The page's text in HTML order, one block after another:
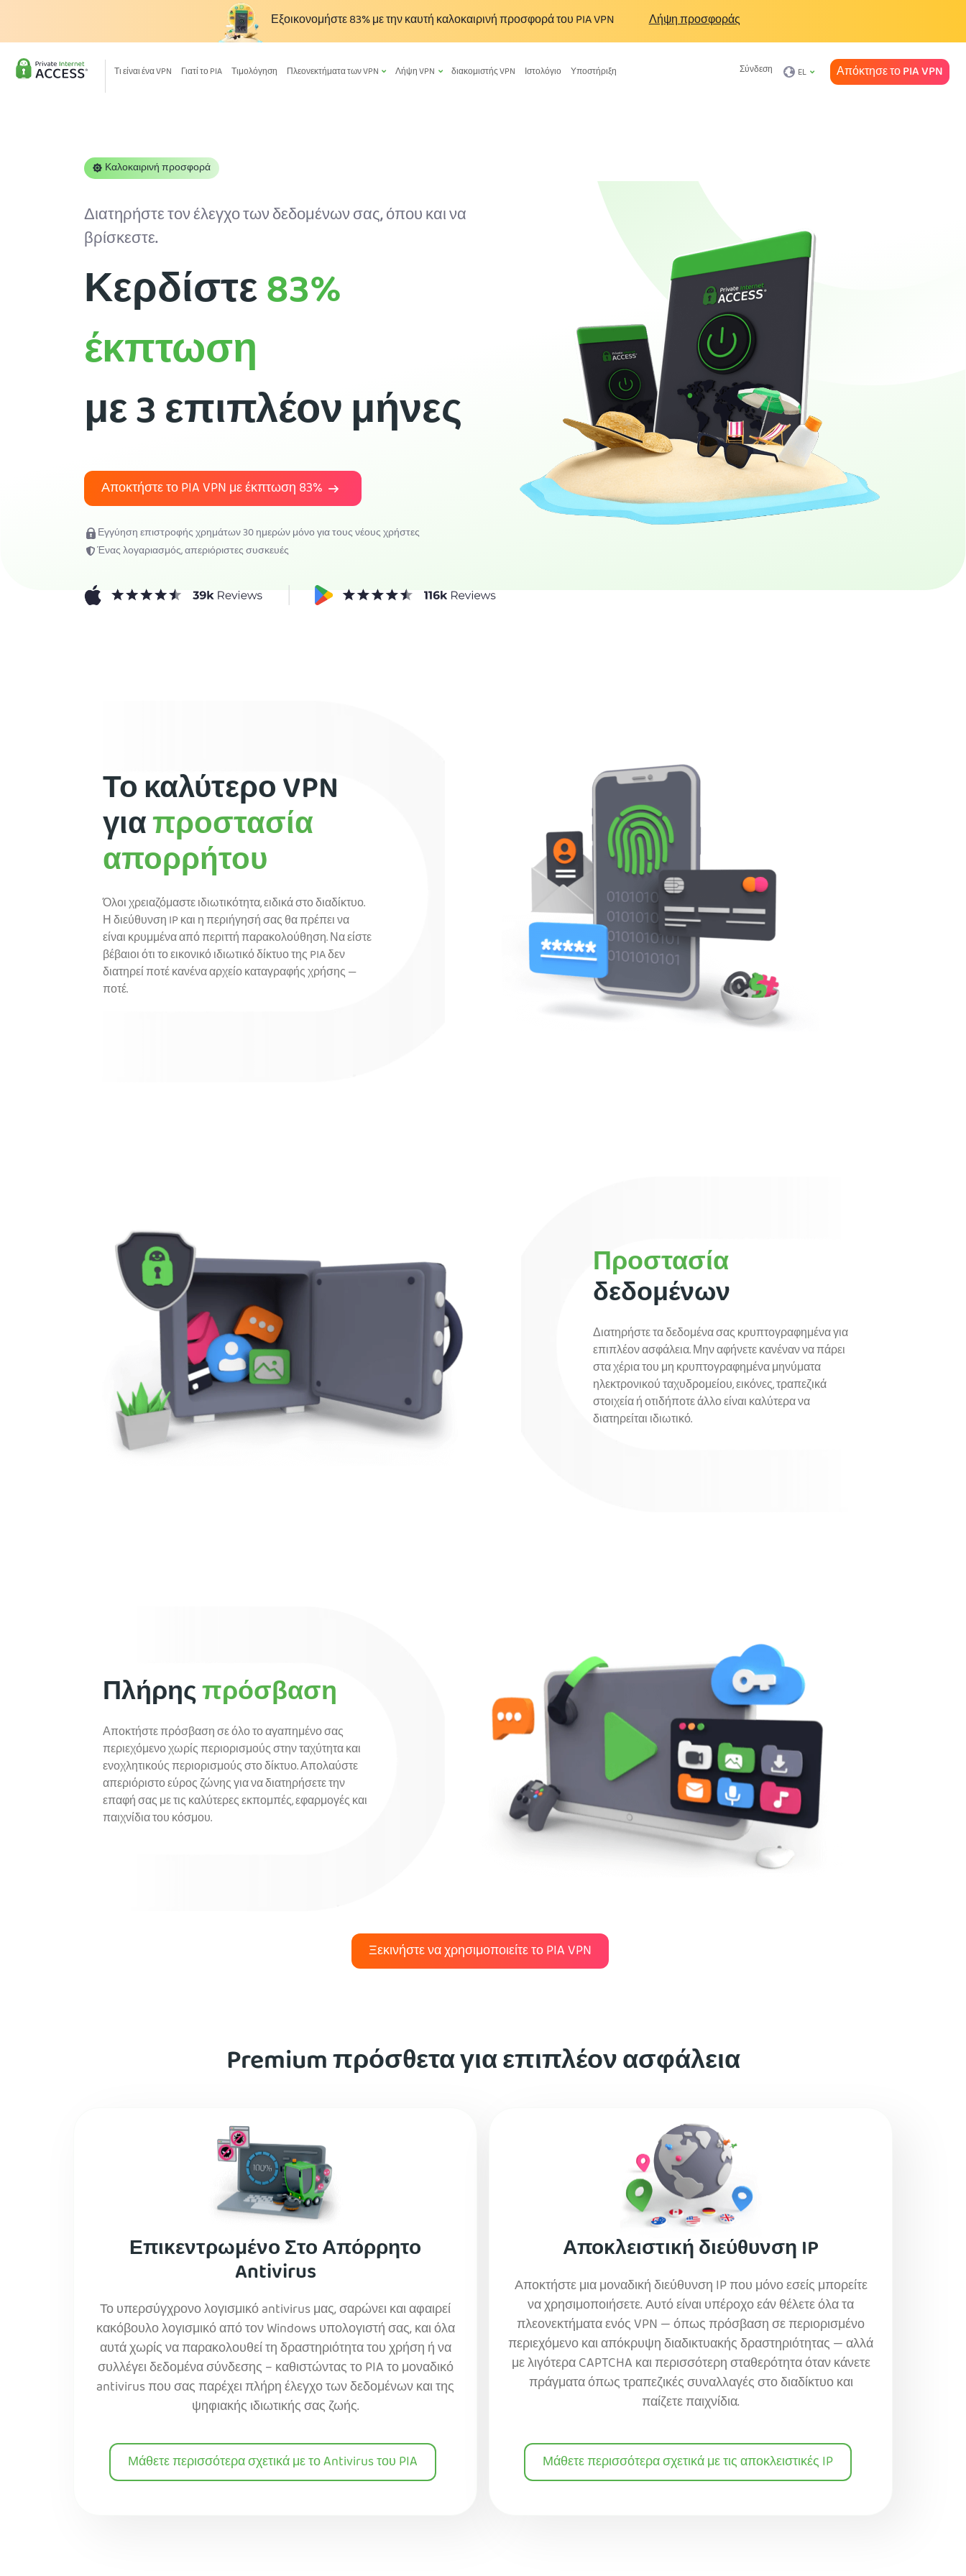
Εξοικονομήστε83%με την καυτή καλοκαιρινή προσφορά του PIA VPN Λήψη προσφοράς
Τι είναι ένα VPN Γιατί το PIA Τιμολόγηση Πλεονεκτήματα των VPN Λήψη VPN διακομιστής VPN Ιστολόγιο Υποστήριξη Σύνδεση EL Απόκτησε το PIA VPN
Καλοκαιρινή προσφορά
Διατηρήστε τον έλεγχο των δεδομένων σας, όπου και να
βρίσκεστε.
Κερδίστε83%
έκπτωση
με 3 επιπλέον μήνες
Αποκτήστε το PIA VPN με έκπτωση83%
Εγγύηση επιστροφής χρημάτων 30 ημερών μόνο για τους νέους χρήστες
Ένας λογαριασμός, απεριόριστες συσκευές
Το καλύτερο VPN
γιαπροστασία
απορρήτου
Όλοι χρειαζόμαστε ιδιωτικότητα, ειδικά στο διαδίκτυο.
Η διεύθυνση IP και η περιήγησή σας θα πρέπει να
είναι κρυμμένα από περιττή παρακολούθηση. Να είστε
βέβαιοι ότι το εικονικό ιδιωτικό δίκτυο της PIA δεν
διατηρεί ποτέ κανένα αρχείο καταγραφής χρήσης —
ποτέ.
Προστασία
δεδομένων
Διατηρήστε τα δεδομένα σας κρυπτογραφημένα για
επιπλέον ασφάλεια. Μην αφήνετε κανέναν να πάρει
στα χέρια του μη κρυπτογραφημένα μηνύματα
ηλεκτρονικού ταχυδρομείου, εικόνες, τραπεζικά
στοιχεία ή οτιδήποτε άλλο είναι καλύτερα να
διατηρείται ιδιωτικό.
Πλήρηςπρόσβαση
Αποκτήστε πρόσβαση σε όλο το αγαπημένο σας
περιεχόμενο χωρίς περιορισμούς στην ταχύτητα και
ενοχλητικούς περιορισμούς στο δίκτυο. Απολαύστε
απεριόριστο εύρος ζώνης για να διατηρήσετε την
επαφή σας με τις καλύτερες εκπομπές, εφαρμογές και
παιχνίδια του κόσμου.
Ξεκινήστε να χρησιμοποιείτε το PIA VPN
Premium πρόσθετα για επιπλέον ασφάλεια
Επικεντρωμένο Στο Απόρρητο
Antivirus
Το υπερσύγχρονο λογισμικό antivirus μας, σαρώνει και αφαιρεί
κακόβουλο λογισμικό από τον Windows υπολογιστή σας, και όλα
αυτά χωρίς να παρακολουθεί τη δραστηριότητα του χρήση ή να
συλλέγει δεδομένα σύνδεσης – καθιστώντας το PIA το μοναδικό
antivirus που σας παρέχει πλήρη έλεγχο των δεδομένων και της
ψηφιακής ιδιωτικής σας ζωής.
Μάθετε περισσότερα σχετικά με το Antivirus του PIA
Αποκλειστική διεύθυνση IP
Αποκτήστε μια μοναδική διεύθυνση IP που μόνο εσείς μπορείτε
να χρησιμοποιήσετε. Αυτό είναι υπέροχο εάν θέλετε όλα τα
πλεονεκτήματα ενός VPN — όπως πρόσβαση σε περιορισμένο
περιεχόμενο και απόκρυψη διαδικτυακής δραστηριότητας — αλλά
με λιγότερα CAPTCHA και περισσότερη σταθερότητα όταν κάνετε
πράγματα όπως τραπεζικές συναλλαγές στο διαδίκτυο και
παίζετε παιχνίδια.
Μάθετε περισσότερα σχετικά με τις αποκλειστικές IP